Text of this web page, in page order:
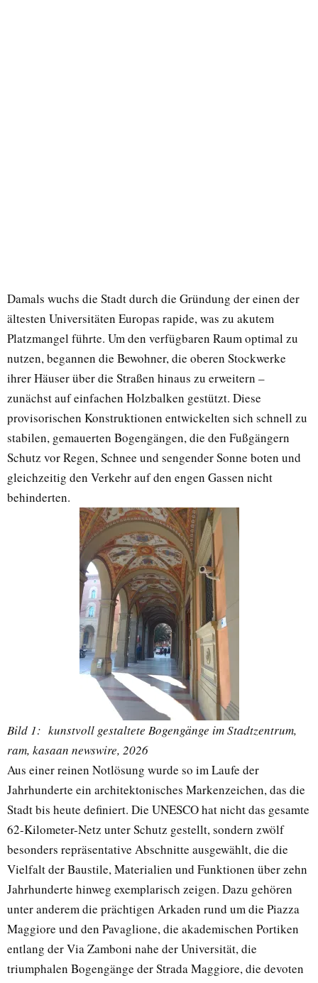
Damals wuchs die Stadt durch die Gründung der einen der
ältesten Universitäten Europas rapide, was zu akutem
Platzmangel führte. Um den verfügbaren Raum optimal zu
nutzen, begannen die Bewohner, die oberen Stockwerke
ihrer Häuser über die Straßen hinaus zu erweitern –
zunächst auf einfachen Holzbalken gestützt. Diese
provisorischen Konstruktionen entwickelten sich schnell zu
stabilen, gemauerten Bogengängen, die den Fußgängern
Schutz vor Regen, Schnee und sengender Sonne boten und
gleichzeitig den Verkehr auf den engen Gassen nicht
behinderten.
Bild 1: kunstvoll gestaltete Bogengänge im Stadtzentrum,
ram, kasaan newswire, 2026
Aus einer reinen Notlösung wurde so im Laufe der
Jahrhunderte ein architektonisches Markenzeichen, das die
Stadt bis heute definiert. Die UNESCO hat nicht das gesamte
62-Kilometer-Netz unter Schutz gestellt, sondern zwölf
besonders repräsentative Abschnitte ausgewählt, die die
Vielfalt der Baustile, Materialien und Funktionen über zehn
Jahrhunderte hinweg exemplarisch zeigen. Dazu gehören
unter anderem die prächtigen Arkaden rund um die Piazza
Maggiore und den Pavaglione, die akademischen Portiken
entlang der Via Zamboni nahe der Universität, die
triumphalen Bogengänge der Strada Maggiore, die devoten